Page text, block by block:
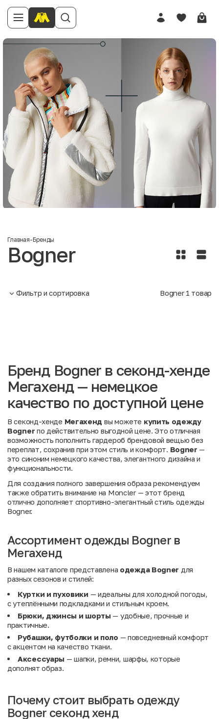
Главная-Бренды
Bogner
Фильтр и сортировка Bogner 1 товар
Бренд Bogner в секонд-хенде
Мегахенд — немецкое
качество по доступной цене
В секонд-хенде Мегахенд вы можете купить одежду
Bogner по действительно выгодной цене. Это отличная
возможность пополнить гардероб брендовой вещью без
переплат, сохранив при этом стиль и комфорт. Bogner —
это синоним немецкого качества, элегантного дизайна и
функциональности.
Для создания полного завершения образа рекомендуем
также обратить внимание на Moncler— этот бренд
отлично дополняет спортивно-элегантный стиль одежды
Bogner.
Ассортимент одежды Bogner в
Мегахенд
В нашем каталоге представлена одежда Bogner для
разных сезонов и стилей:
Куртки и пуховики — идеальны для холодной погоды,
с утеплёнными подкладками и стильным кроем.
Брюки, джинсы и шорты — удобные, прочные и
практичные.
Рубашки, футболки и поло — повседневный комфорт
с акцентом на качество ткани.
Аксессуары — шапки, ремни, шарфы, которые
дополнят образ.
Почему стоит выбрать одежду
Bogner секонд хенд